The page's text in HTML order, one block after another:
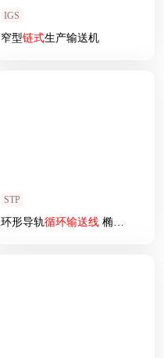
IGS
窄型链式生产输送机
STP
环形导轨循环输送线椭圆形22工位2定位工位链条环形导轨自动化生产线